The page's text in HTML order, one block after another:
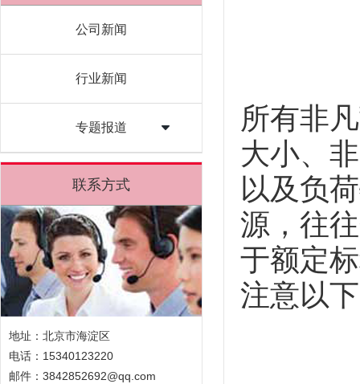
公司新闻
行业新闻
专题报道
联系方式
地址：北京市海淀区
电话：15340123220
邮件：3842852692@qq.com
所有非
大小、
以及负
源，往
于额定
注意以